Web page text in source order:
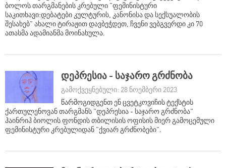
ბოლოს თარგმანების კრებული "ფემინისტური
საკითხავი:დებატები კულტურის, კანონისა და სექსუალობის
შესახებ" ახალი ტირაჟით დავბეჭდეთ, ჩვენი ვებგვერდი კი 70
ათასმა ადამიანმა მოინახულა.
დეპრესია - საჯარო გრძნობა
გამოქვეყნებული: 28 ნოემბერი 2023
წარმოგიდგენთ ენ ცვეტკოვიჩის ტექსტის
ქართულენოვან თარგმანს "დეპრესია - საჯარო გრძნობა"
ჰაინრიჰ ბიოლის ფონდის თბილისის ოფისის მიერ გამოცემული
ფემინისტური კრებულიდან "ქვიარ გრძნობები".